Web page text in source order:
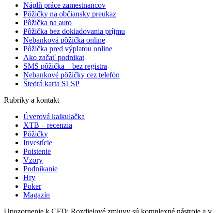
Náplň práce zamestnancov
Pôžičky na občiansky preukaz
Pôžička na auto
Pôžička bez dokladovania príjmu
Nebanková pôžička online
Pôžička pred výplatou online
Ako začať podnikat
SMS pôžička – bez registra
Nebankové pôžičky cez telefón
Štedrá karta SLSP
Rubriky a kontakt
Úverová kalkulačka
XTB – recenzia
Pôžičky
Investície
Poistenie
Vzory
Podnikanie
Hry
Poker
Magazín
Upozornenie k CFD: Rozdielové zmluvy sú komplexné nástroje a v